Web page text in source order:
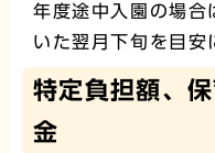
年度途中入園の場合
いた翌月下旬を目安
特定負担額、
金